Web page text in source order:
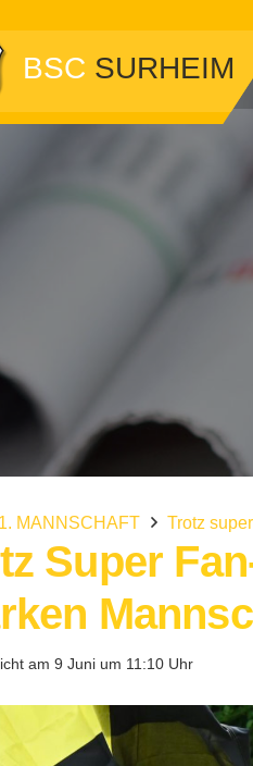
BSC SURHEIM
1. MANNSCHAFT Trotz
Super
am 9 Juni um 11:10 Uhr